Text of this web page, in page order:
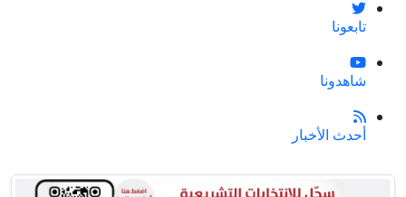
تابعونا
شاهدونا
أحدث الأخبار